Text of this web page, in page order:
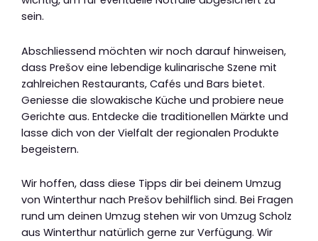
sein.
Abschliessend möchten wir noch darauf hinweisen,
dass Prešov eine lebendige kulinarische Szene mit
zahlreichen Restaurants, Cafés und Bars bietet.
Geniesse die slowakische Küche und probiere neue
Gerichte aus. Entdecke die traditionellen Märkte und
lasse dich von der Vielfalt der regionalen Produkte
begeistern.
Wir hoffen, dass diese Tipps dir bei deinem Umzug
von Winterthur nach Prešov behilflich sind. Bei Fragen
rund um deinen Umzug stehen wir von Umzug Scholz
aus Winterthur natürlich gerne zur Verfügung. Wir